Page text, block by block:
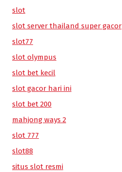
slot
slot server thailand super gacor
slot77
slot olympus
slot bet kecil
slot gacor hari ini
slot bet 200
mahjong ways 2
slot 777
slot88
situs slot resmi